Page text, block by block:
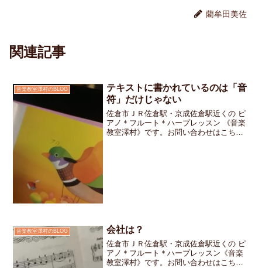
藺牟田美佐
関連記事
音楽教室澤村のBLOG
テキストに書かれているのは「音
符」だけじゃない
佐倉市ＪＲ佐倉駅・京成佐倉駅近くの ピ
アノ＊フルート＊ハープレッスン 《音楽
教室澤村》です。お問い合わせはこちら
音楽教室澤村のBLOG 会社は？
佐倉市ＪＲ佐倉駅・京成佐倉駅近くの ピ
アノ＊フルート＊ハープレッスン《音楽
教室澤村》です。お問い合わせはこちら